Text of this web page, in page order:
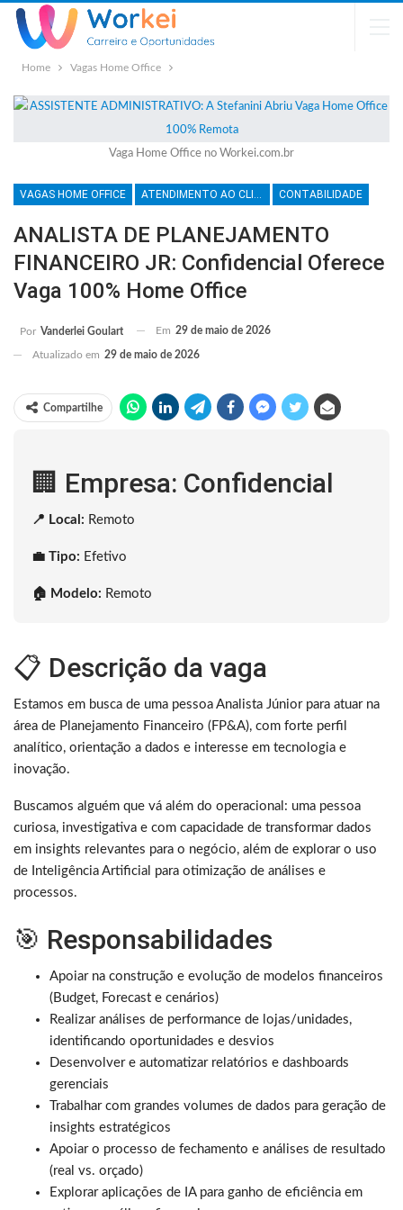
Home Vagas Home Office
Vaga Home Office no Workei.com.br
VAGAS HOME OFFICE ATENDIMENTO AO CLIENTE CONTABILIDADE
ANALISTA DE PLANEJAMENTO
FINANCEIRO JR: Confidencial Oferece
Vaga 100% Home Office
Por Vanderlei Goulart Em 29 de maio de 2026
Atualizado em 29 de maio de 2026
Compartilhe
🏢 Empresa: Confidencial
📍 Local: Remoto
💼 Tipo: Efetivo
🏠 Modelo: Remoto
📋 Descrição da vaga
Estamos em busca de uma pessoa Analista Júnior para atuar na
área de Planejamento Financeiro (FP&A), com forte perfil
analítico, orientação a dados e interesse em tecnologia e
inovação.
Buscamos alguém que vá além do operacional: uma pessoa
curiosa, investigativa e com capacidade de transformar dados
em insights relevantes para o negócio, além de explorar o uso
de Inteligência Artificial para otimização de análises e
processos.
🎯 Responsabilidades
Apoiar na construção e evolução de modelos financeiros
(Budget, Forecast e cenários)
Realizar análises de performance de lojas/unidades,
identificando oportunidades e desvios
Desenvolver e automatizar relatórios e dashboards
gerenciais
Trabalhar com grandes volumes de dados para geração de
insights estratégicos
Apoiar o processo de fechamento e análises de resultado
(real vs. orçado)
Explorar aplicações de IA para ganho de eficiência em